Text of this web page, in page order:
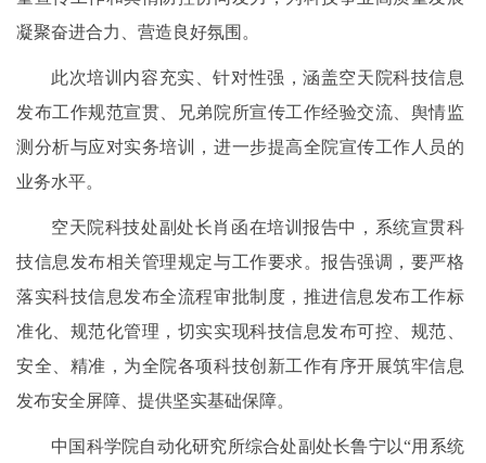
凝聚奋进合力、营造良好氛围。
此次培训内容充实、针对性强，涵盖空天院科技信息
发布工作规范宣贯、兄弟院所宣传工作经验交流、舆情监
测分析与应对实务培训，进一步提高全院宣传工作人员的
业务水平。
空天院科技处副处长肖函在培训报告中，系统宣贯科
技信息发布相关管理规定与工作要求。报告强调，要严格
落实科技信息发布全流程审批制度，推进信息发布工作标
准化、规范化管理，切实实现科技信息发布可控、规范、
安全、精准，为全院各项科技创新工作有序开展筑牢信息
发布安全屏障、提供坚实基础保障。
中国科学院自动化研究所综合处副处长鲁宁以“用系统